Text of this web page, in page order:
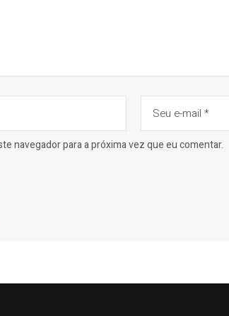
navegador para a próxima vez que eu comentar.